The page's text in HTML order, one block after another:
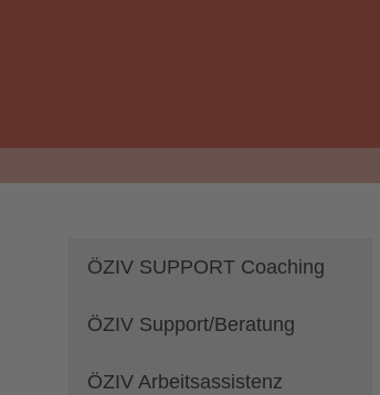
ÖZIV SUPPORT Coaching
ÖZIV Support/Beratung
ÖZIV Arbeitsassistenz